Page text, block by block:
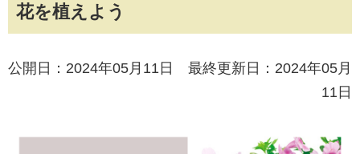
花を植えよう
公開日：2024年05月11日 最終更新日：2024年05月
11日